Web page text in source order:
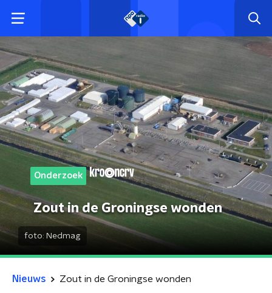
Onderzoek
Zout in de Groningse wonden
foto: Nedmag
Nieuws Zout in de Groningse wonden